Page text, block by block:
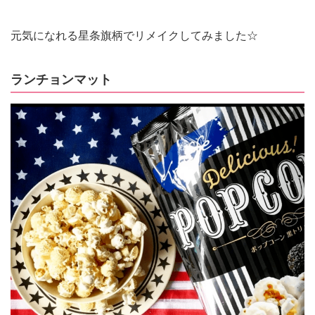
元気になれる星条旗柄でリメイクしてみました☆
ランチョンマット